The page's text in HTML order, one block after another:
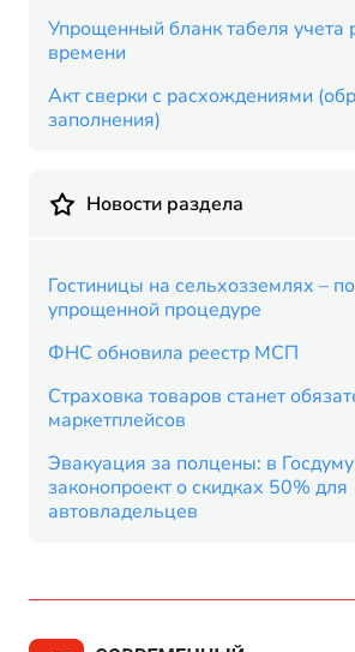
Упрощенный бланк табеля учета
времени
Акт сверки с расхождениями
заполнения)
Новости раздела
Гостиницы на сельхозземлях –
упрощенной процедуре
ФНС обновила реестр МСП
Страховка товаров станет
маркетплейсов
Эвакуация за полцены: в
законопроект о скидках 50% для
автовладельцев